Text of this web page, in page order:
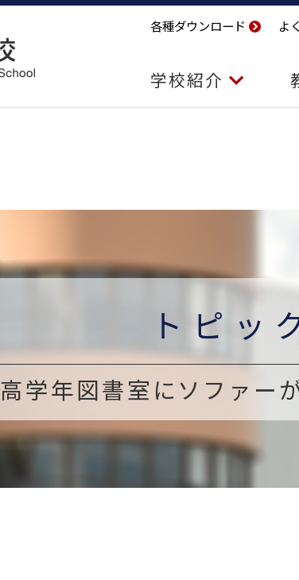
各種ダウンロード よ
学校紹介
トピッ
高学年図書室にソファー